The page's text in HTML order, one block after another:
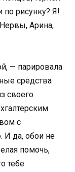
по рисунку? Я!
Арина,
— парировала
средства
своего
с
И да, обои не
помочь,
тебе